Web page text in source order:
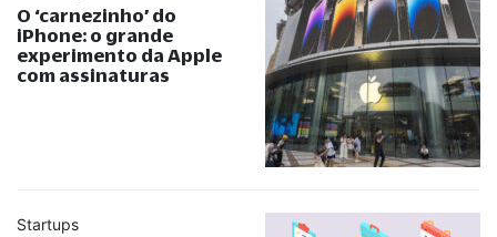
O ‘carnezinho’ do
iPhone: o grande
experimento da Apple
com assinaturas
Startups